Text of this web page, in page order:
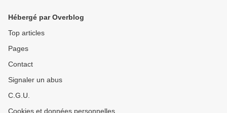
Hébergé par Overblog
Top articles
Pages
Contact
Signaler un abus
C.G.U.
Cookies et données personnelles